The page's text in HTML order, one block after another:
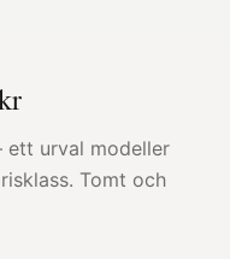
urval modeller
Tomt och